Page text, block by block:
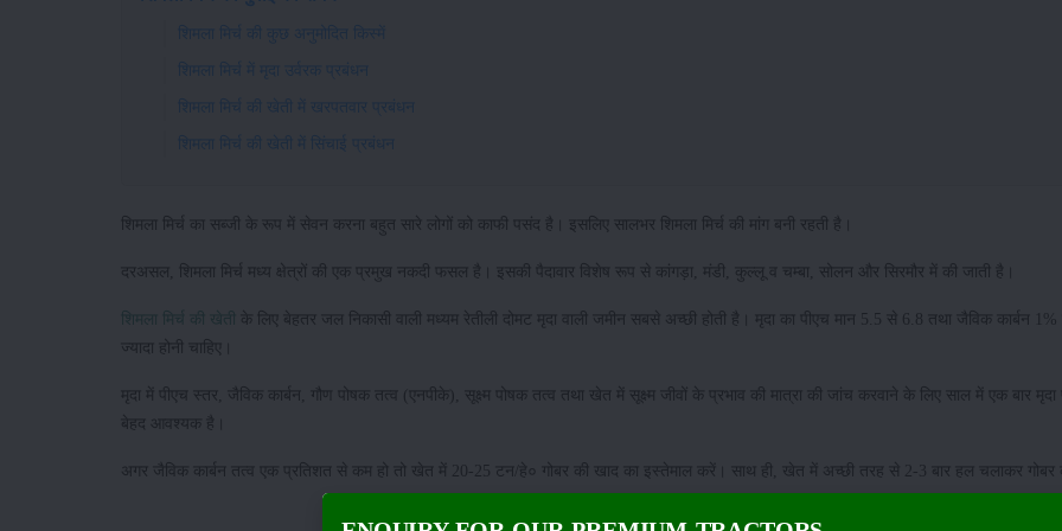
शिमला मिर्च की कुछ अनुमोदित किस्में
शिमला मिर्च में मृदा उर्वरक प्रबंधन
शिमला मिर्च की खेती में खरपतवार प्रबंधन
शिमला मिर्च की खेती में सिंचाई प्रबंधन
शिमला मिर्च का सब्जी के रूप में सेवन करना बहुत सारे लोगों को काफी पसंद है। इसलिए सालभर शिमला मिर्च की मांग बनी रहती है।
दरअसल, शिमला मिर्च मध्य क्षेत्रों की एक प्रमुख नकदी फसल है। इसकी पैदावार विशेष रूप से कांगड़ा, मंडी, कुल्लू व चम्बा, सोलन और सिरमौर में की जाती है।
शिमला मिर्च की खेती
के लिए बेहतर जल निकासी वाली मध्यम रेतीली दोमट मृदा वाली जमीन सबसे अच्छी होती है। मृदा का पीएच मान 5.5 से 6.8 तथा जैविक कार्बन
ज्यादा होनी चाहिए।
मृदा में पीएच स्तर, जैविक कार्बन, गौण पोषक तत्व (एनपीके), सूक्ष्म पोषक तत्व तथा खेत में सूक्ष्म जीवों के प्रभाव की मात्रा की जांच करवाने के लिए साल में एक बार मृदा
बेहद आवश्यक है।
अगर जैविक कार्बन तत्व एक प्रतिशत से कम हो तो खेत में 20-25 टन/हे० गोबर की खाद का इस्तेमाल करें। साथ ही, खेत में अच्छी तरह से 2-3 बार हल चलाकर गोबर